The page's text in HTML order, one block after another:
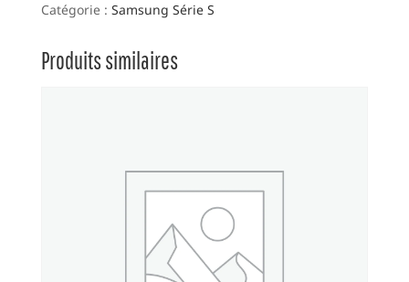
Catégorie : Samsung Série S
Produits similaires